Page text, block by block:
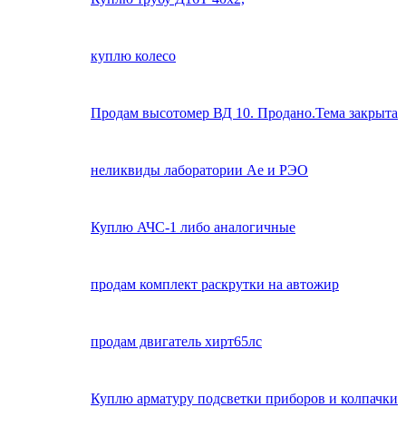
куплю колесо
Продам высотомер ВД 10. Продано.Тема закрыта
неликвиды лаборатории Ае и РЭО
Куплю АЧС-1 либо аналогичные
продам комплект раскрутки на автожир
продам двигатель хирт65лс
Куплю арматуру подсветки приборов и колпачки